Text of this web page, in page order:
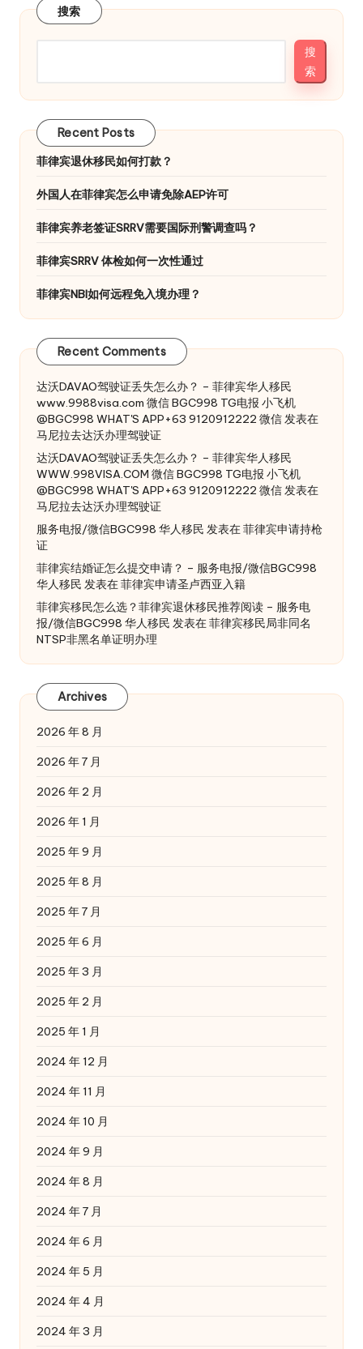
分
搜索
搜
索
Recent Posts
菲律宾退休移民如何打款？
外国人在菲律宾怎么申请免除AEP许可
菲律宾养老签证SRRV需要国际刑警调查吗？
菲律宾SRRV 体检如何一次性通过
菲律宾NBI如何远程免入境办理？
Recent Comments
达沃DAVAO驾驶证丢失怎么办？ – 菲律宾华人移民
www.9988visa.com 微信 BGC998 TG电报 小飞机
@BGC998 WHAT'S APP+63 9120912222 微信发表在
马尼拉去达沃办理驾驶证
达沃DAVAO驾驶证丢失怎么办？ – 菲律宾华人移民
WWW.998VISA.COM 微信 BGC998 TG电报 小飞机
@BGC998 WHAT'S APP+63 9120912222 微信发表在
马尼拉去达沃办理驾驶证
服务电报/微信BGC998 华人移民 发表在菲律宾申请持枪
证
菲律宾结婚证怎么提交申请？ – 服务电报/微信BGC998
华人移民 发表在菲律宾申请圣卢西亚入籍
菲律宾移民怎么选？菲律宾退休移民推荐阅读 – 服务电
报/微信BGC998 华人移民 发表在菲律宾移民局非同名
NTSP非黑名单证明办理
Archives
2026 年 8 月
2026 年 7 月
2026 年 2 月
2026 年 1 月
2025 年 9 月
2025 年 8 月
2025 年 7 月
2025 年 6 月
2025 年 3 月
2025 年 2 月
2025 年 1 月
2024 年 12 月
2024 年 11 月
2024 年 10 月
2024 年 9 月
2024 年 8 月
2024 年 7 月
2024 年 6 月
2024 年 5 月
2024 年 4 月
2024 年 3 月